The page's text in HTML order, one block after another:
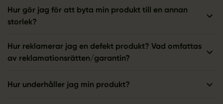
Hur gör jag för att byta min produkt till en annan
storlek?
Hur reklamerar jag en defekt produkt? Vad omfattas
av reklamationsrätten/garantin?
Hur underhåller jag min produkt?